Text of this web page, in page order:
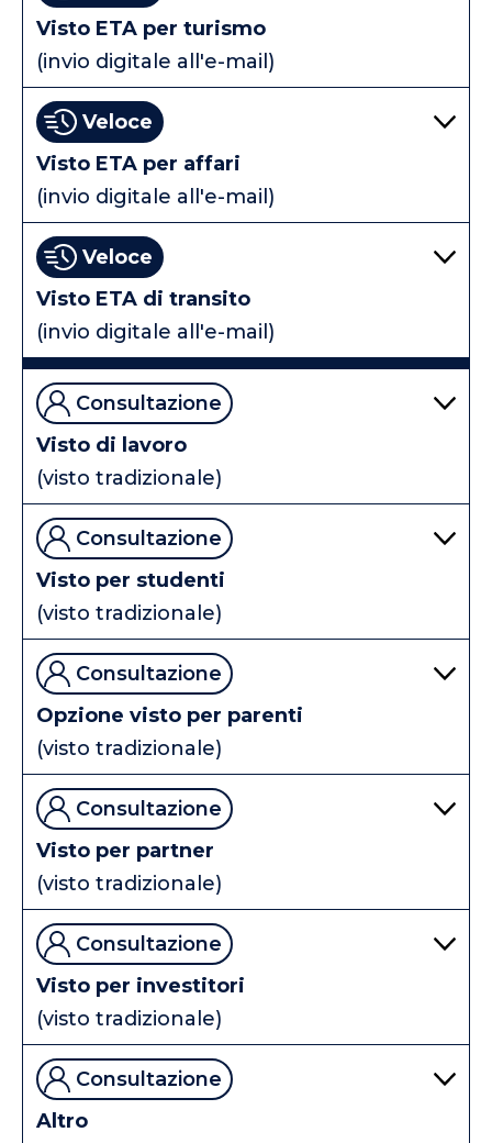
Visto ETA per turismo
(invio digitale all'e-mail)
Veloce
Visto ETA per affari
(invio digitale all'e-mail)
Veloce
Visto ETA di transito
(invio digitale all'e-mail)
Consultazione
Visto di lavoro
(visto tradizionale)
Consultazione
Visto per studenti
(visto tradizionale)
Consultazione
Opzione visto per parenti
(visto tradizionale)
Consultazione
Visto per partner
(visto tradizionale)
Consultazione
Visto per investitori
(visto tradizionale)
Consultazione
Altro